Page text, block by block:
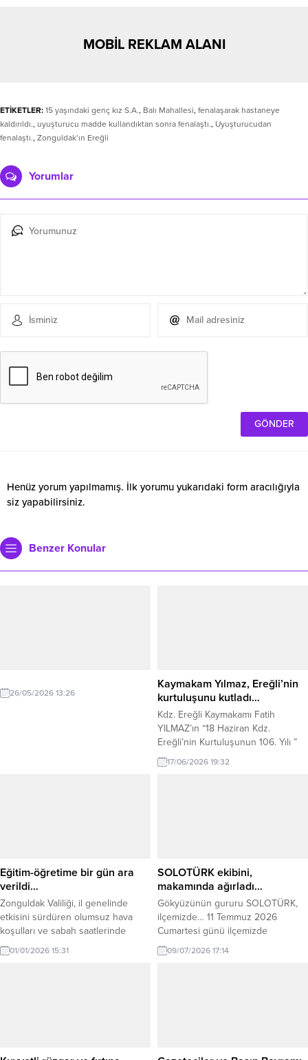
MOBİL REKLAM ALANI
ETİKETLER: 15 yaşındaki genç kız S.A., Balı Mahallesi, fenalaşarak hastaneye
kaldırıldı., uyuşturucu madde kullandıktan sonra fenalaştı., Uyuşturucudan
fenalaştı., Zonguldak’ın Ereğli
Yorumlar
Henüz yorum yapılmamış. İlk yorumu yukarıdaki form aracılığıyla
siz yapabilirsiniz.
Benzer Konular
26/05/2026 13:26
Kaymakam Yılmaz, Ereğli’nin
kurtuluşunu kutladı…
Kdz. Ereğli Kaymakamı Fatih
YILMAZ’ın “18 Haziran Kdz.
Ereğli’nin Kurtuluşunun 106. Yılı ”
dolayısıyla mesaj yayınladı.
Kaymakam Yılmaz’ın mesajı şu
omuza ve yürek yüreğe...
17/06/2026 19:32
Eğitim-öğretime bir gün ara
verildi…
Zonguldak Valiliği, il genelinde
etkisini sürdüren olumsuz hava
koşulları ve sabah saatlerinde
beklenen don tehlikesi nedeniyle 2
Ocak 2026 Cuma günü eğitime 1
kapsamda; il genelindeki resmi ve
01/01/2026 15:31
SOLOTÜRK ekibini,
makamında ağırladı…
Gökyüzünün gururu SOLOTÜRK,
ilçemizde… 11 Temmuz 2026
Cumartesi günü ilçemizde
gerçekleştirecekleri gösteri uçuşu
öncesinde SOLOTÜRK ekibi, Kdz.
SOLOTÜRK ekibine teşekkür eden
09/07/2026 17:14